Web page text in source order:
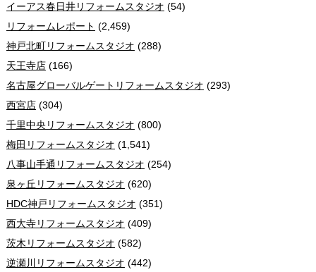
イーアス春日井リフォームスタジオ (54)
リフォームレポート (2,459)
神戸北町リフォームスタジオ (288)
天王寺店(166)
名古屋グローバルゲートリフォームスタジオ (293)
西宮店(304)
千里中央リフォームスタジオ (800)
梅田リフォームスタジオ (1,541)
八事山手通リフォームスタジオ (254)
泉ヶ丘リフォームスタジオ (620)
HDC神戸リフォームスタジオ (351)
西大寺リフォームスタジオ (409)
茨木リフォームスタジオ (582)
逆瀬川リフォームスタジオ (442)